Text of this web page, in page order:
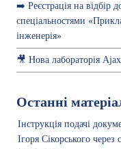
➡️ Реєстрація на відбір
спеціальностями
інженерія»
🎥 Нова лабораторія
Останні
Інструкція подачі
Ігоря Сікорського через